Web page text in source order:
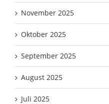
November 2025
Oktober 2025
September 2025
August 2025
Juli 2025